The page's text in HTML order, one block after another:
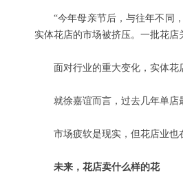
“今年母亲节后，与往年不同
实体花店的市场被挤压。一批花
面对行业的重大变化，实体
就徐嘉谊而言，过去几年单店
市场疲软是现实，但花店业
未来，花店卖什么样的花